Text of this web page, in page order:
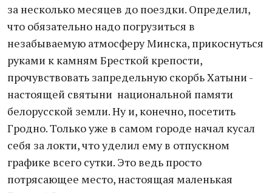
за несколько месяцев до поездки. Определил,
что обязательно надо погрузиться в
незабываемую атмосферу Минска, прикоснуться
руками к камням Бресткой крепости,
прочувствовать запредельную скорбь Хатыни -
настоящей святыни национальной памяти
белорусской земли. Ну и, конечно, посетить
Гродно. Только уже в самом городе начал кусал
себя за локти, что уделил ему в отпускном
графике всего сутки. Это ведь просто
потрясающее место, настоящая маленькая